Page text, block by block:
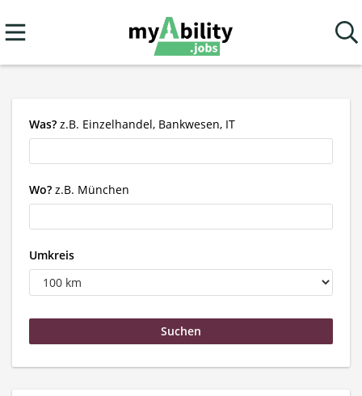
Was? z.B. Einzelhandel, Bankwesen, IT
Wo? z.B. München
Umkreis